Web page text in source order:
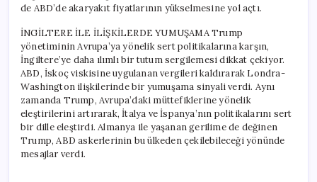
de ABD’de akaryakıt fiyatlarının yükselmesine yol açtı.
İNGİLTERE İLE İLİŞKİLERDE YUMUŞAMA Trump
yönetiminin Avrupa’ya yönelik sert politikalarına karşın,
İngiltere’ye daha ılımlı bir tutum sergilemesi dikkat çekiyor.
ABD, İskoç viskisine uygulanan vergileri kaldırarak Londra-
Washington ilişkilerinde bir yumuşama sinyali verdi. Aynı
zamanda Trump, Avrupa’daki müttefiklerine yönelik
eleştirilerini artırarak, İtalya ve İspanya’nın politikalarını sert
bir dille eleştirdi. Almanya ile yaşanan gerilime de değinen
Trump, ABD askerlerinin bu ülkeden çekilebileceği yönünde
mesajlar verdi.